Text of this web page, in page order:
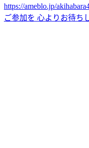
https://ameblo.jp/
ご参加を 心よりお待